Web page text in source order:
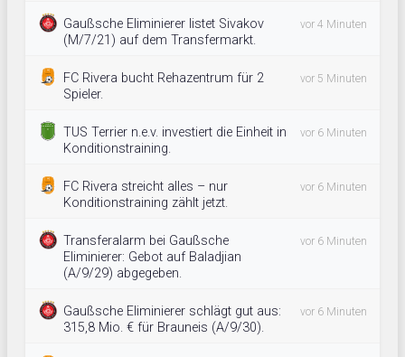
Gaußsche Eliminierer listet Sivakov
(M/7/21) auf dem Transfermarkt.
vor 4 Minuten
FC Rivera bucht Rehazentrum für 2
Spieler.
vor 5 Minuten
TUS Terrier n.e.v. investiert die Einheit in
Konditionstraining.
vor 6 Minuten
FC Rivera streicht alles – nur
Konditionstraining zählt jetzt.
vor 6 Minuten
Transferalarm bei Gaußsche
Eliminierer: Gebot auf Baladjian
(A/9/29) abgegeben.
vor 6 Minuten
Gaußsche Eliminierer schlägt gut aus:
315,8 Mio. € für Brauneis (A/9/30).
vor 6 Minuten